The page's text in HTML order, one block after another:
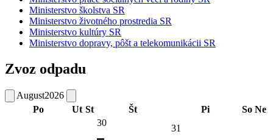
Ministerstvo školstva SR
Ministerstvo životného prostredia SR
Ministerstvo kultúry SR
Ministerstvo dopravy, pôšt a telekomunikácii SR
Zvoz odpadu
August2026
Po
Ut St Št Pi So Ne
30
31